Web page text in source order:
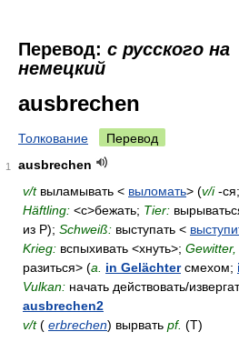
Перевод: с русского на
немецкий
ausbrechen
Толкование Перевод
1
ausbrechen
v/tвыламывать < выломать> (v/i-ся;
Häftling: <с>бежать; Tier:
из Р); Schweiß: выступать <
Krieg: вспыхивать <­хнуть>;
разиться> (a. in Gelächterсмехом;
Vulkan: начать действовать/
ausbrechen2
v/t( erbrechen) вырвать pf. (Т)